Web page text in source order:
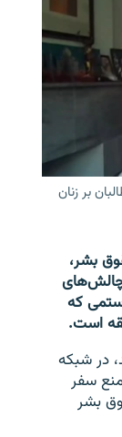
بر زنان
بشر،
چالش‌های
ستمی که
است.
را امروز چهارشنبه ۳۱ اسد، در شبکه
سفر
بشر